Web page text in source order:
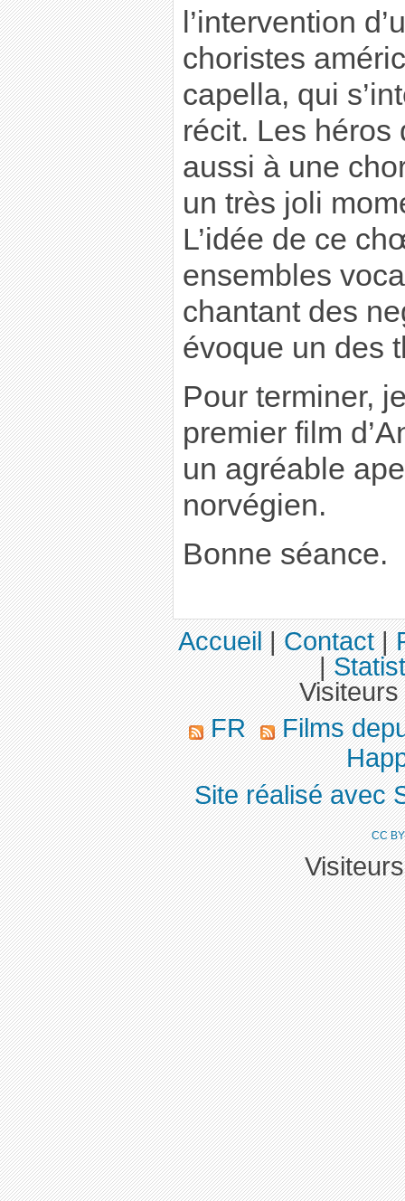
l’intervention
choristes
capella, qui
récit. Les héros
aussi à une
un très joli
L’idée de ce
ensembles
chantant des
évoque un des
Pour terminer,
premier film
un agréable
norvégien.
Bonne séance.
Accueil|Contact|
|
FR
Films
Site réalisé avec
CC